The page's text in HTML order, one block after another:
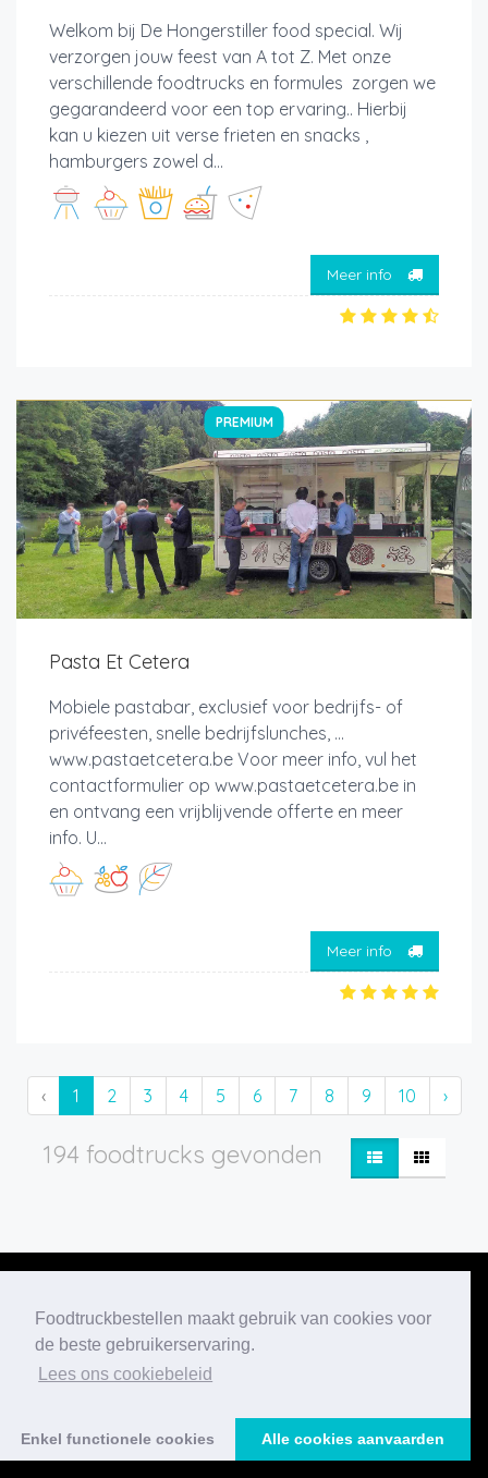
Foodtruckbestellen maakt gebruik van cookies voor
de beste gebruikerservaring.
Lees ons cookiebeleid
Enkel functionele cookies Alle cookies aanvaarden
Welkom bij De Hongerstiller food special. Wij
verzorgen jouw feest van A tot Z. Met onze
verschillende foodtrucks en formules zorgen we
gegarandeerd voor een top ervaring.. Hierbij
kan u kiezen uit verse frieten en snacks ,
hamburgers zowel d...
Meer info
PREMIUM
Pasta Et Cetera
Mobiele pastabar, exclusief voor bedrijfs- of
privéfeesten, snelle bedrijfslunches, ...
www.pastaetcetera.be Voor meer info, vul het
contactformulier op www.pastaetcetera.be in
en ontvang een vrijblijvende offerte en meer
info. U...
Meer info
‹ 1 2 3 4 5 6 7 8 9 10 ›
194 foodtrucks gevonden
Onze nieuwste
blogberichten